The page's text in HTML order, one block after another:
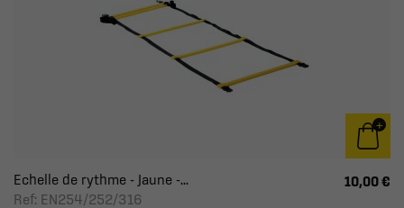
Echelle de rythme - Jaune -...
Ref: EN254/252/316
10,00 €